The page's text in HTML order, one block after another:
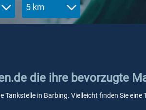
5 km
die ihre bevorzugte
in Barbing. Vielleicht finden Sie